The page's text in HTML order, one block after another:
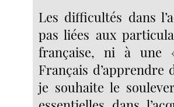
Les difficultés dans
pas liées aux
française, ni à une
Français d’apprendre
je souhaite le